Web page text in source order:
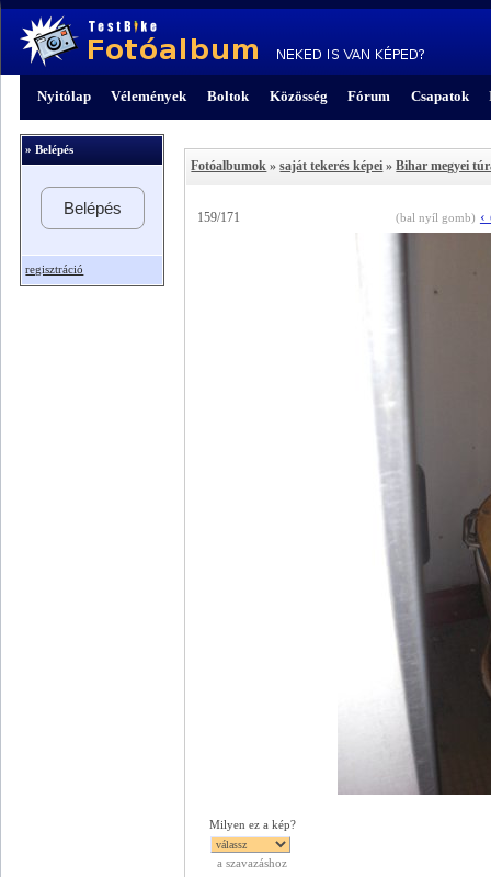
Nyitólap Vélemények Boltok Közösség Fórum Csapatok
» Belépés
Belépés
regisztráció
Fotóalbumok »saját tekerés képei »Bihar megyei
159/171 (bal nyíl gomb) ‹
Milyen ez a kép?
a szavazáshoz